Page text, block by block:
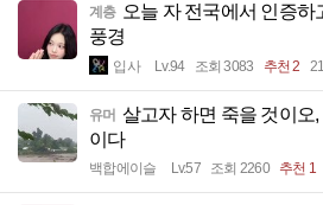
계층 오늘 자 전국에서 인증하
풍경
입사 Lv.94 조회 3083 추천 2
유머 살고자 하면 죽을 것이오
이다
백합에이슬 Lv.57 조회 2260 추천 1